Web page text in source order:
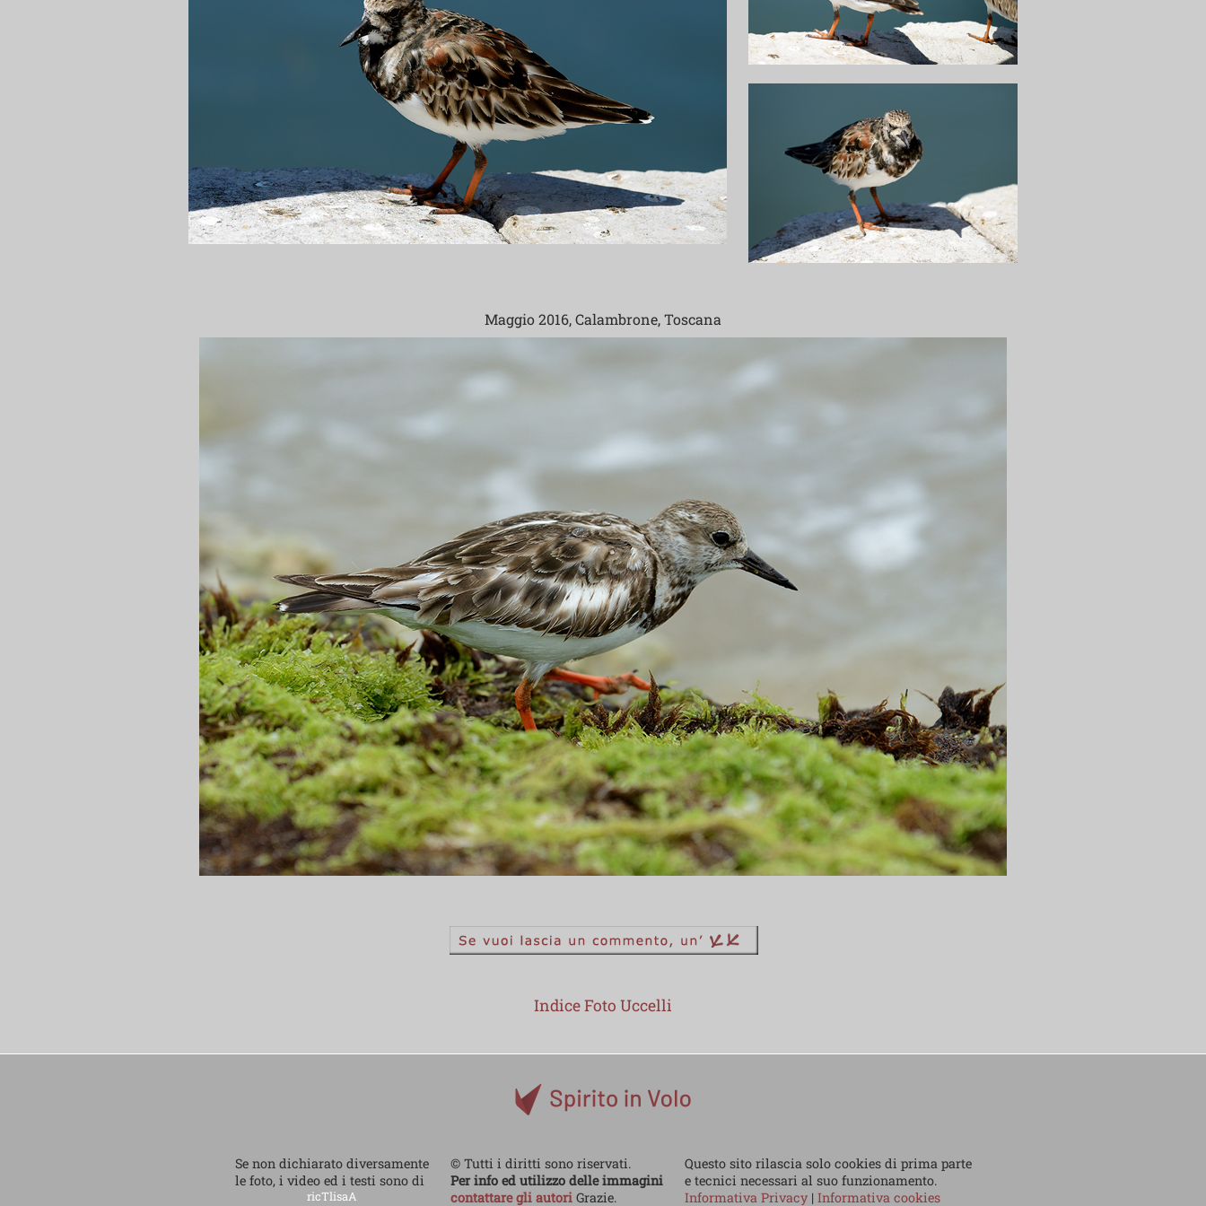
Maggio 2016, Calambrone, Toscana
Indice Foto Uccelli
Se non dichiarato diversamente
le foto, i video ed i testi sono di
ricTlisaA
© Tutti i diritti sono riservati.
Per info ed utilizzo delle immagini
contattare gli autoriGrazie.
Questo sito rilascia solo cookies di prima parte
e tecnici necessari al suo funzionamento.
Informativa Privacy | Informativa cookies